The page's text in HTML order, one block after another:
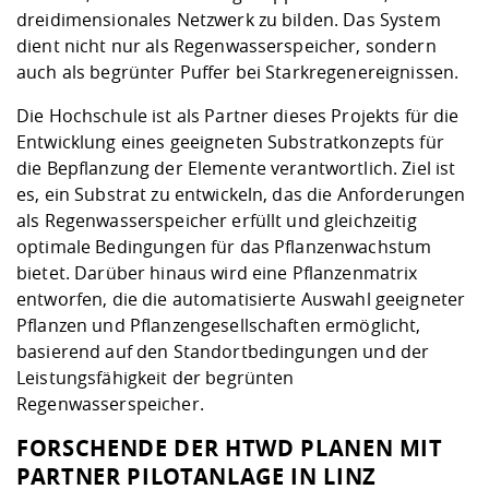
dreidimensionales Netzwerk zu bilden. Das System
dient nicht nur als Regenwasserspeicher, sondern
auch als begrünter Puffer bei Starkregenereignissen.
Die Hochschule ist als Partner dieses Projekts für die
Entwicklung eines geeigneten Substratkonzepts für
die Bepflanzung der Elemente verantwortlich. Ziel ist
es, ein Substrat zu entwickeln, das die Anforderungen
als Regenwasserspeicher erfüllt und gleichzeitig
optimale Bedingungen für das Pflanzenwachstum
bietet. Darüber hinaus wird eine Pflanzenmatrix
entworfen, die die automatisierte Auswahl geeigneter
Pflanzen und Pflanzengesellschaften ermöglicht,
basierend auf den Standortbedingungen und der
Leistungsfähigkeit der begrünten
Regenwasserspeicher.
FORSCHENDE DER HTWD PLANEN MIT
PARTNER PILOTANLAGE IN LINZ